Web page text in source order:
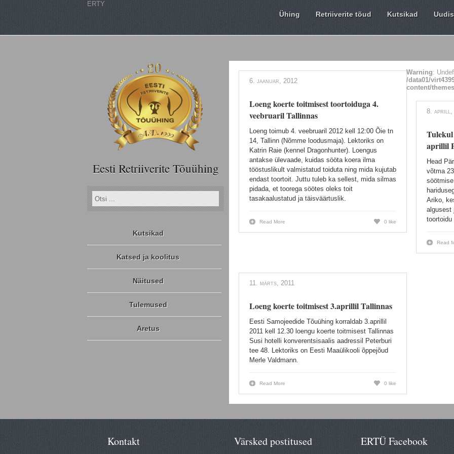
ERTY
Kutsikad
Retriiverite tõud
Ühing
Eesti Retriiverite Tõuühing
Kutsikad
Katsed ja koolitus
Näitused
Tulemused
Aretus
6. jaanuar, 2012
Loeng koerte toitmisest toortoiduga 4.
veebruaril Tallinnas
Loeng toimub 4. veebruaril 2012 kell 12:00 Õie tn
14, Tallinn (Nõmme loodusmaja). Lektoriks on
Katrin Raie (kennel Dragonhunter). Loengus
antakse ülevaade, kuidas sööta koera ilma
tööstuslikult valmistatud toiduta ning mida kujutab
endast toortoit. Juttu tuleb ka sellest, mida silmas
pidada, et toorega söötes oleks toit
tasakaalustatud ja täisväärtuslik.
Read More 0 like
Warning:
/data01/
content/
8. aprill,
Tulekul
aprillil
Head
võtma
Ariko,
algusest
Read
11. märts, 2011
Loeng koerte toitmisest 3.aprillil Tallinnas
Eesti Samojeedide Tõuühing korraldab 3.aprillil
2011 kell 12.30 loengu koerte toitmisest Tallinnas
Susi hotelli konverentsisaalis aadressil Peterburi
tee 48. Lektoriks on Eesti Maaülikooli õppejõud
Merle Valdmann.
Read More 0 like
Kontakt Värsked postitused ERTÜ Facebook